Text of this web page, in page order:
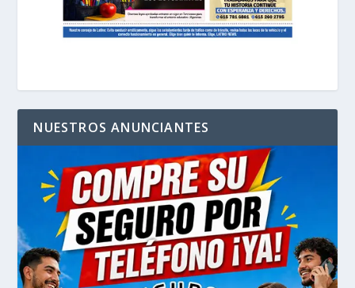
NUESTROS ANUNCIANTES